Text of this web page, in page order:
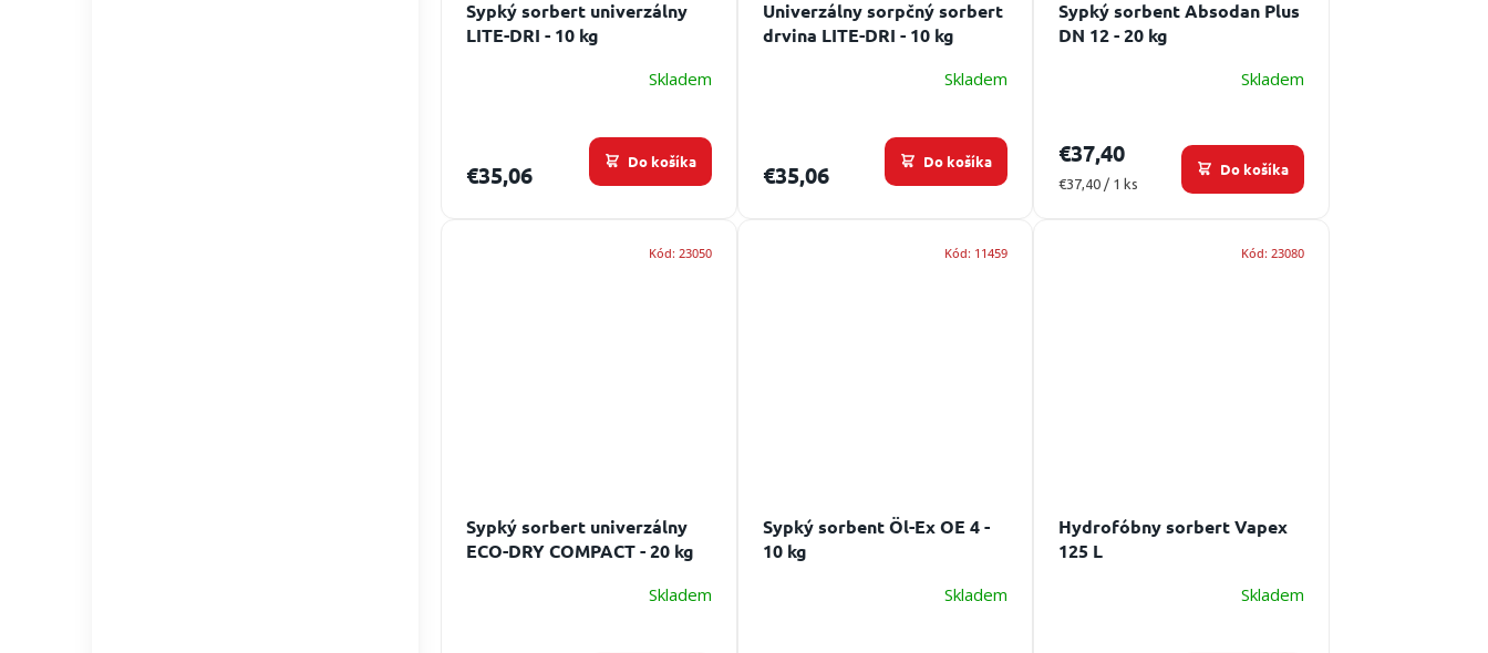
Sypký sorbert univerzálny
LITE-DRI - 10 kg
Skladem
€35,06 Do košíka
Univerzálny sorpčný sorbert
drvina LITE-DRI - 10 kg
Skladem
€35,06 Do košíka
Sypký sorbent Absodan Plus
DN 12 - 20 kg
Skladem
€37,40
Jednotková
€37,40 / 1 ks
Do košíka
Sypký sorbert univerzálny
ECO-DRY COMPACT - 20 kg
Skladem
Kód: 23050
Sypký sorbent Öl-Ex OE 4 -
10 kg
Skladem
Kód: 11459
Hydrofóbny sorbert Vapex
125 L
Skladem
Kód: 23080